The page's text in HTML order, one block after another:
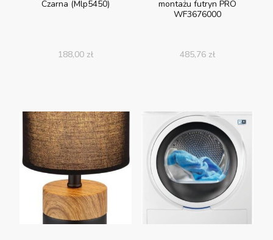
Czarna (Mlp5450)
188,00 zł
montażu futryn PRO
WF3676000
485,76 zł